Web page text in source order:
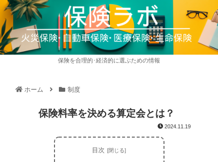
保険を合理的･経済的に選ぶための情報
ホーム 制度
保険料率を決める算定会とは？
2024.11.19
目次